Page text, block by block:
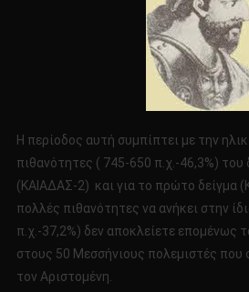
Η περίοδος αυτή συμπίπτει με την
πιθανότητες ( 745-650 π.χ.-46,3%) του
(ΚΑΙΑΔΑΣ-2) και για το πρώτο δείγμα
πολλές πιθανότητες να ανήκει στην
π.χ.-37,2%) δεν αποκλείετε επομένως
στους 50 Μεσσήνιους πολεμιστές που
τον Αριστομένη.